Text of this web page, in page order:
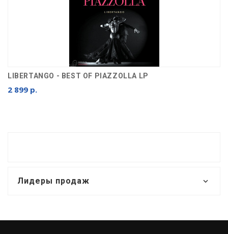
LIBERTANGO - BEST OF PIAZZOLLA LP
2 899 р.
Лидеры продаж